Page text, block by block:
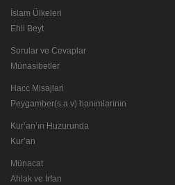
İslam Ülkeleri
Ehli Beyt
Sorular ve Cevaplar
Münasibetler
Hacc Misajlari
Peygamber(s.a.v) hanımlarının
Kur’an’ın Huzurunda
Kur’an
Münacat
Ahlak ve İrfan